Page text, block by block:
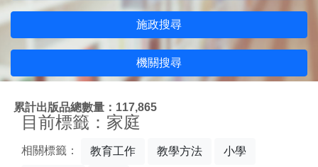
施政搜尋
機關搜尋
累計出版品總數量：117,865
目前標籤：家庭
相關標籤： 教育工作 教學方法 小學